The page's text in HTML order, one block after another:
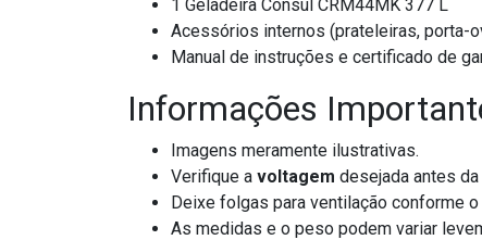
1 Geladeira Consul CRM44MK 377 L
Acessórios internos (prateleiras, porta-
Manual de instruções e certificado de
Informações
Imagens meramente ilustrativas.
Verifique a voltagem desejada antes
Deixe folgas para ventilação conforme
As medidas e o peso podem variar